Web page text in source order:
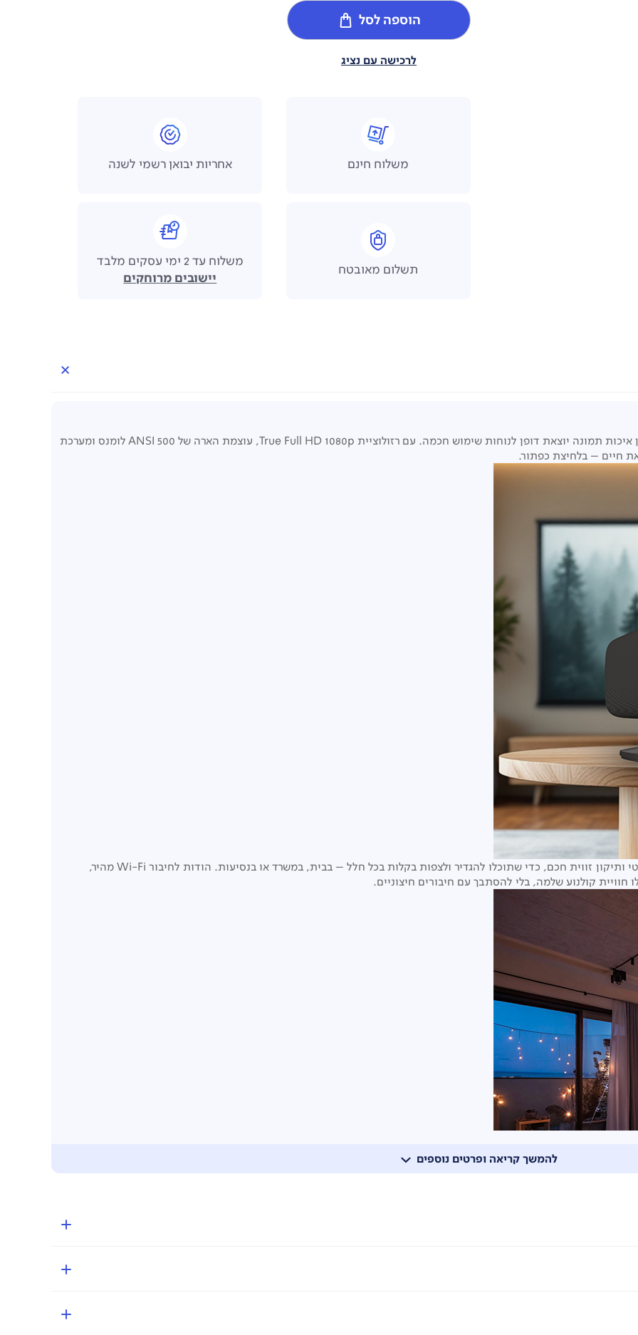
הוספה לסל
לרכישה עם נציג
משלוח חינם אחריות יבואן רשמי לשנה
תשלום מאובטח
משלוח עד 2 ימי עסקים מלבד
יישובים מרוחקים
להמשך קריאה ופרטים נוספים
גלו את מקרן NeoPix 450 Smart – השילוב המושלם בין איכות תמונה יוצאת דופן לנוחות שימוש חכמה. עם רזולוציית True Full HD 1080p, עוצמת הארה של 500 ANSI לומנס ומערכת
המקרן מעוצב עם מעמד ארגונומי מתכוונן, פוקוס אוטומטי ותיקון זווית חכם, כדי שתוכלו להגדיר ולצפות בקלות בכל חלל – בבית, במשרד או בנסיעות. הודות לחיבור Wi-Fi מהיר,
אמיתית מהבית.